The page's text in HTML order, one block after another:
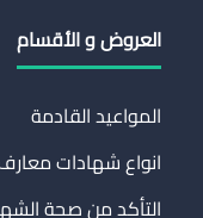
العروض و الأقسام
المواعيد القادمة
انواع شهادات
التأكد من صحة